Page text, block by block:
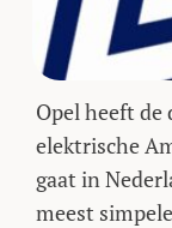
Opel heeft
elektrische
gaat in
meest